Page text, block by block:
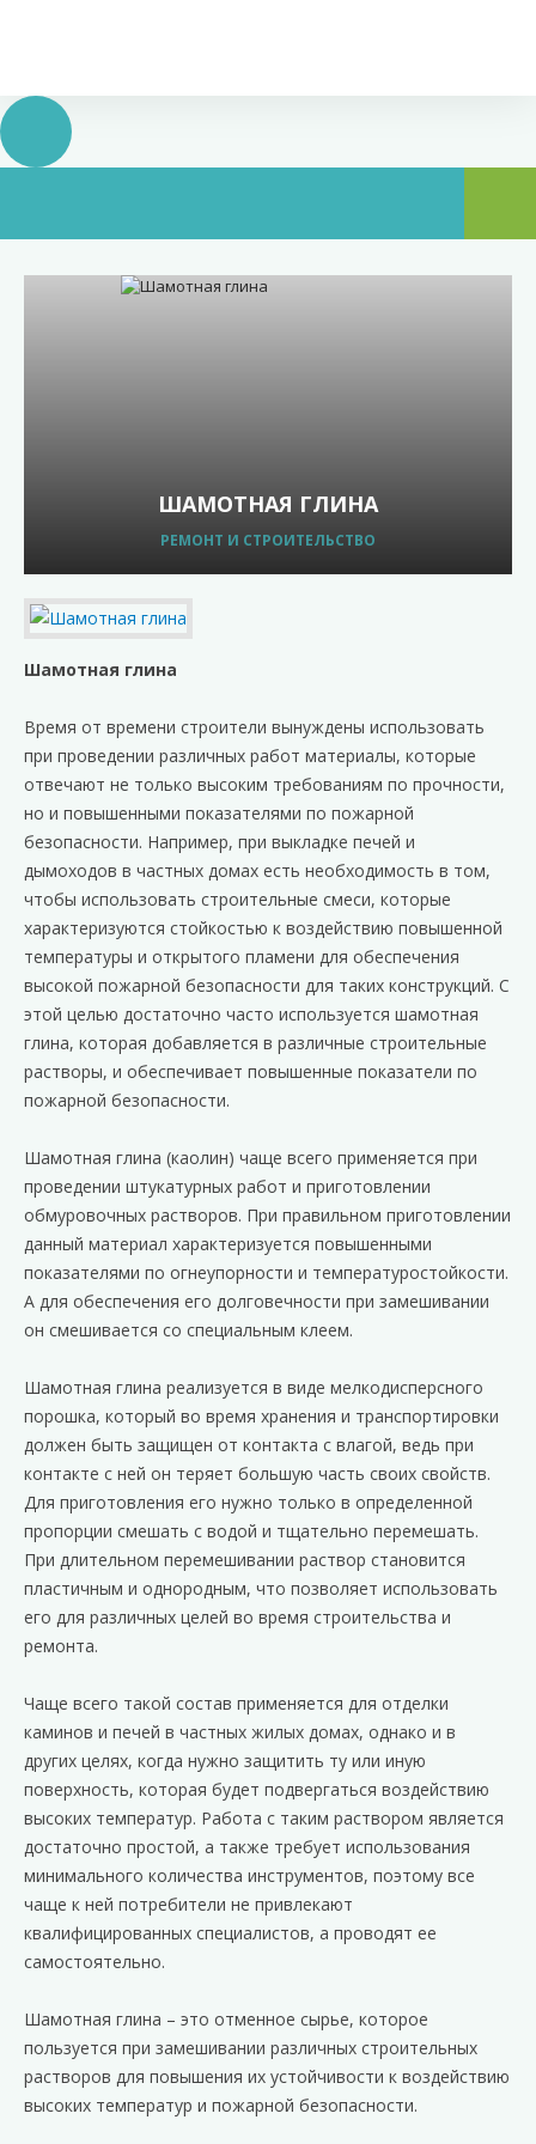
ШАМОТНАЯ ГЛИНА
РЕМОНТ И СТРОИТЕЛЬСТВО
Шамотная глина
Время от времени строители вынуждены использовать
при проведении различных работ материалы, которые
отвечают не только высоким требованиям по прочности,
но и повышенными показателями по пожарной
безопасности. Например, при выкладке печей и
дымоходов в частных домах есть необходимость в том,
чтобы использовать строительные смеси, которые
характеризуются стойкостью к воздействию повышенной
температуры и открытого пламени для обеспечения
высокой пожарной безопасности для таких конструкций. С
этой целью достаточно часто используется шамотная
глина, которая добавляется в различные строительные
растворы, и обеспечивает повышенные показатели по
пожарной безопасности.
Шамотная глина (каолин) чаще всего применяется при
проведении штукатурных работ и приготовлении
обмуровочных растворов. При правильном приготовлении
данный материал характеризуется повышенными
показателями по огнеупорности и температуростойкости.
А для обеспечения его долговечности при замешивании
он смешивается со специальным клеем.
Шамотная глина реализуется в виде мелкодисперсного
порошка, который во время хранения и транспортировки
должен быть защищен от контакта с влагой, ведь при
контакте с ней он теряет большую часть своих свойств.
Для приготовления его нужно только в определенной
пропорции смешать с водой и тщательно перемешать.
При длительном перемешивании раствор становится
пластичным и однородным, что позволяет использовать
его для различных целей во время строительства и
ремонта.
Чаще всего такой состав применяется для отделки
каминов и печей в частных жилых домах, однако и в
других целях, когда нужно защитить ту или иную
поверхность, которая будет подвергаться воздействию
высоких температур. Работа с таким раствором является
достаточно простой, а также требует использования
минимального количества инструментов, поэтому все
чаще к ней потребители не привлекают
квалифицированных специалистов, а проводят ее
самостоятельно.
Шамотная глина – это отменное сырье, которое
пользуется при замешивании различных строительных
растворов для повышения их устойчивости к воздействию
высоких температур и пожарной безопасности.